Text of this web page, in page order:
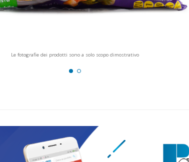
Le fotografie dei prodotti sono a solo scopo dimostrativo